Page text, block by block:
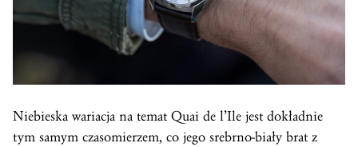
Niebieska wariacja na temat Quai de l’Ile jest dokładnie
tym samym czasomierzem, co jego srebrno-biały brat z